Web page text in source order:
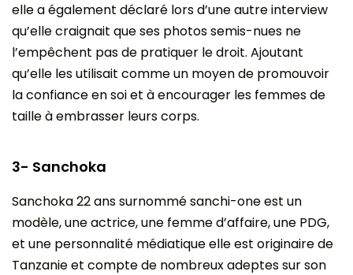
elle a également déclaré lors d’une autre interview
qu’elle craignait que ses photos semis-nues ne
l’empêchent pas de pratiquer le droit. Ajoutant
qu’elle les utilisait comme un moyen de promouvoir
la confiance en soi et à encourager les femmes de
taille à embrasser leurs corps.
3- Sanchoka
Sanchoka 22 ans surnommé sanchi-one est un
modèle, une actrice, une femme d’affaire, une PDG,
et une personnalité médiatique elle est originaire de
Tanzanie et compte de nombreux adeptes sur son